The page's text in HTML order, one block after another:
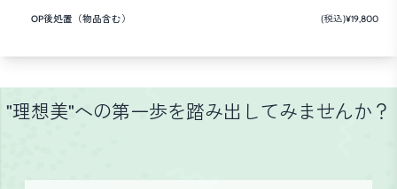
OP後処置（物品含む） (税込)¥19,800
"理想美"への第一歩を踏み出してみませんか？